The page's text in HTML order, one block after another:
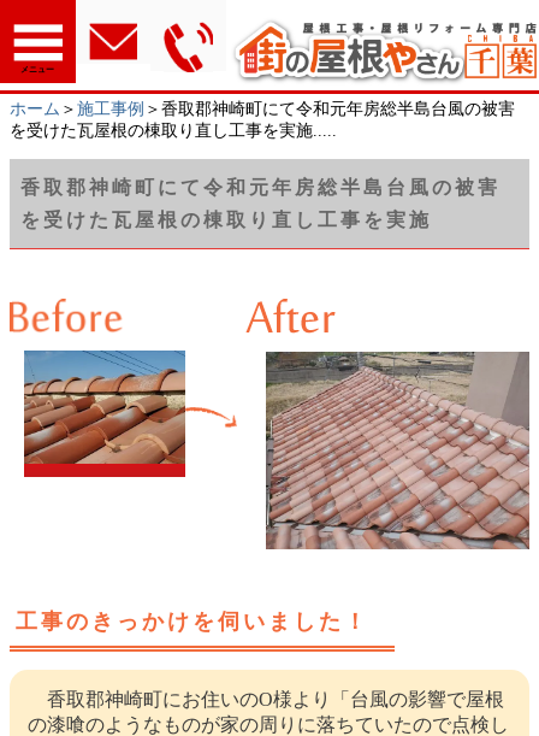
メニュー
ホーム ＞ 施工事例 ＞香取郡神崎町にて令和元年房総半島台風の被害
を受けた瓦屋根の棟取り直し工事を実施.....
香取郡神崎町にて令和元年房総半島台風の被害
を受けた瓦屋根の棟取り直し工事を実施
工事のきっかけを伺いました！
香取郡神崎町にお住いのO様より「台風の影響で屋根
の漆喰のようなものが家の周りに落ちていたので点検し